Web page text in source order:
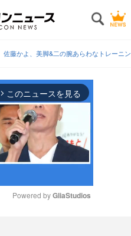
佐藤かよ、美脚&二の腕あらわなトレーニ
arrow_forward_ios このニュースを見る
Powered by GliaStudios